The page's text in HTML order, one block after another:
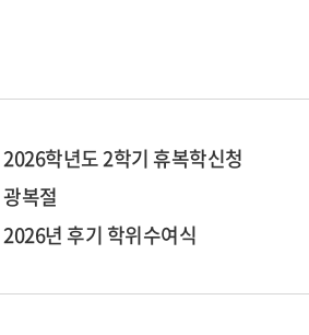
2026학년도 2학기 휴복학신청
광복절
2026년 후기 학위수여식